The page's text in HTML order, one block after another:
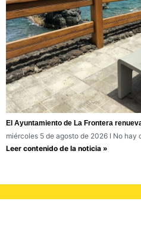
El Ayuntamiento de La Frontera
miércoles 5 de agosto de 2026
No hay
Leer contenido de la noticia »